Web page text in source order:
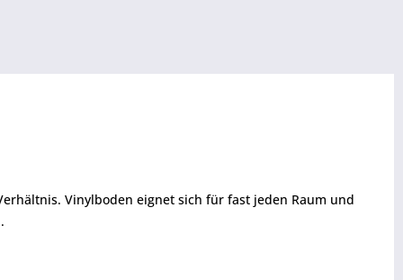
Vinylboden eignet sich für fast jeden Raum und